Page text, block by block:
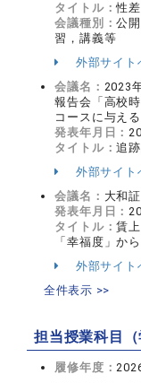
タイトル：性
会議種別：公
習，講義等
外部サイト
会議名： 2023
報告会「高校
コースに与え
発表年月日：
タイトル：追
外部サイト
会議名： 大和
発表年月日：
タイトル：賃
「幸福度」か
外部サイト
全件表示 >>
担当授業科目（
履修年度：